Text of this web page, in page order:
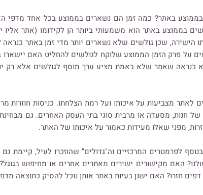
באתר? כמה זמן הם נשארים בממוצע בכל אחד מדפי
בממוצע באתר הוא משמעותי ביותר הן לקידומו (אתר
הישירה, שכן גולשים שלא נשארים יותר מדי זמן באתר כנראה
כנראה שאתר שלא באמת מציע ערך מוסף לגולשים אלא רק
לאתר מצביעות על איכותו ועל רמת הצלחתו. כניסות חוזרות
חנות, מסעדה או מרבית סוגי בתי העסק האחרים. גם מבחינת
מפני שאלו מעידות כאמור על איכותו של האתר.
לפרמטרים המרכזיים וה"גדולים" שהוזכרו לעיל, קיימת
האם מקישורים ישירים מאתרים אחרים או מחיפוש
חזרו? האם ישנן בעיות באתר אותן נוכל להסיק כתוצאה